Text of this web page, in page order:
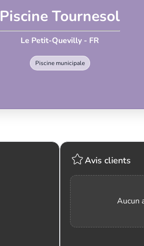
Piscine Tournesol
Le Petit-Quevilly - FR
Piscine municipale
Avis clients
Aucun